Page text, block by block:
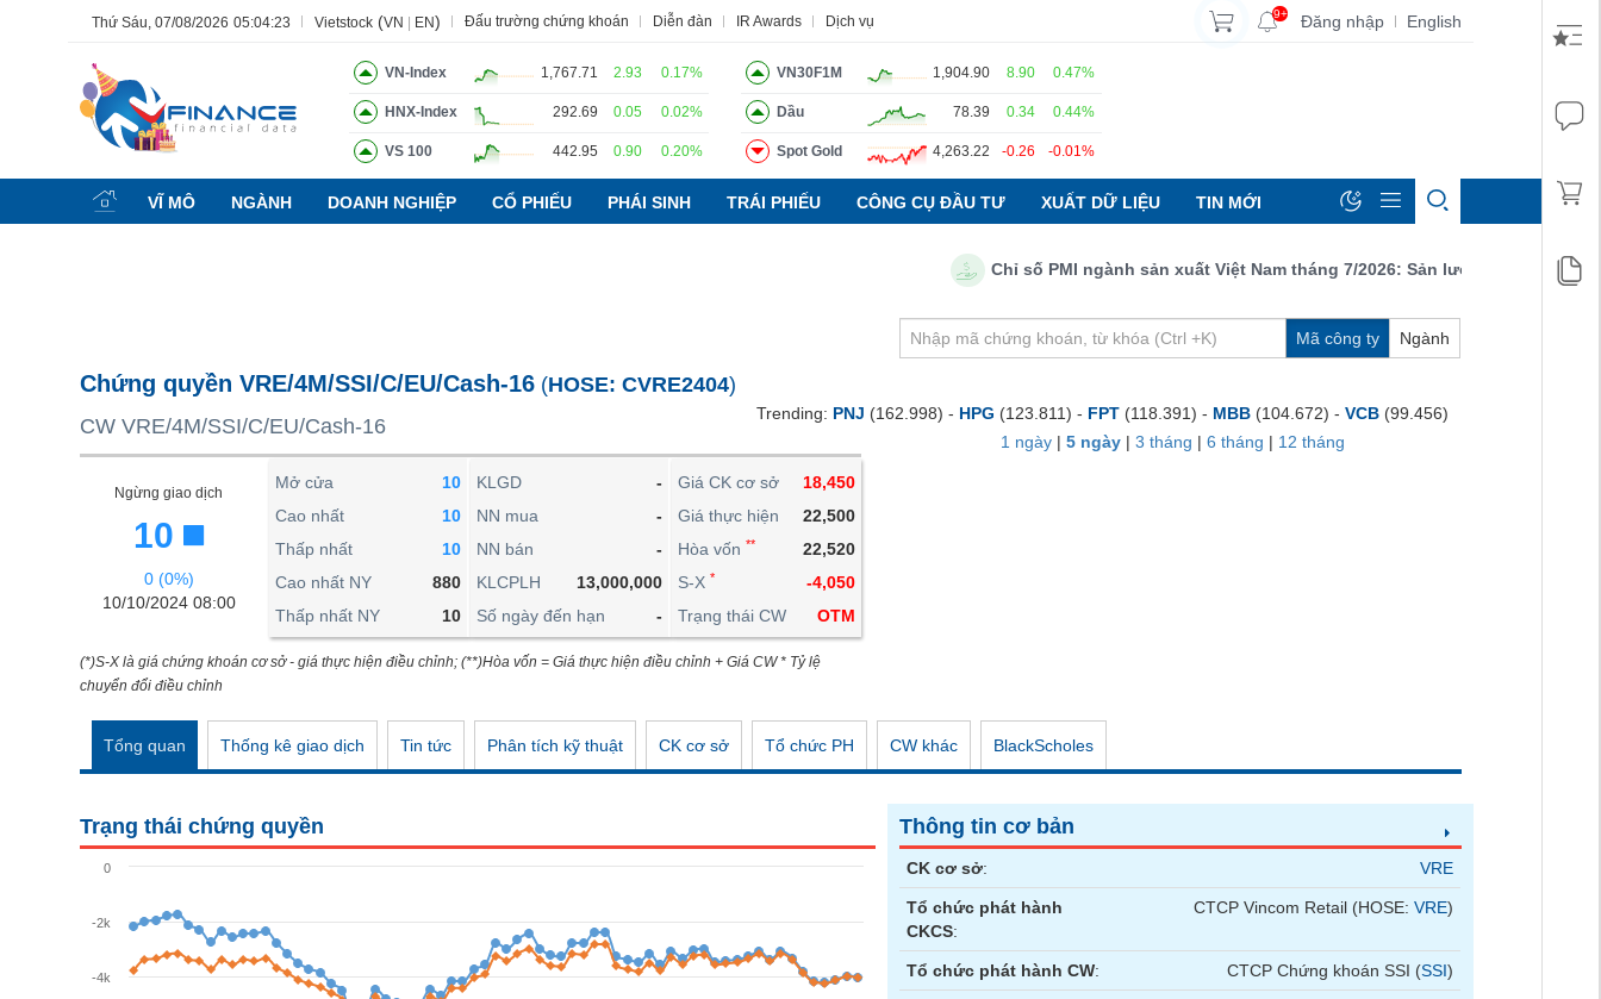
Thứ Sáu, 07/08/2026 05:04:24 Vietstock (VN EN) Đấu trường chứng khoán Diễn đàn IR Awards Dịch vụ 9+ Đăng nhập | English
VN-Index 1,767.71 2.93 0.17%
HNX-Index 292.69 0.05 0.02%
VS 100 442.95 0.90 0.20%
VN30F1M 1,904.90 8.90 0.47%
Dầu 78.39 0.34 0.44%
Spot Gold 4,263.22 -0.26 -0.01%
VĨ MÔ NGÀNH DOANH NGHIỆP CỔ PHIẾU PHÁI SINH TRÁI PHIẾU CÔNG CỤ ĐẦU TƯ XUẤT DỮ LIỆU TIN MỚI
Chỉ số PMI ngành sản xuất Việt Nam tháng 7/2026: Sản lượng, số lượng đơn
Mã công ty Ngành
Chứng quyền VRE/4M/SSI/C/EU/Cash-16 (HOSE: CVRE2404)
CW VRE/4M/SSI/C/EU/Cash-16
Ngừng giao dịch
10
0 (0%)
10/10/2024 08:00
Mở cửa
10
Cao nhất
10
Thấp nhất
10
Cao nhất NY
880
Thấp nhất NY
10
KLGD
-
NN mua
-
NN bán
-
KLCPLH
13,000,000
Số ngày đến hạn
-
Giá CK cơ sở
18,450
Giá thực hiện
22,500
Hòa vốn **
22,520
S-X *
-4,050
Trạng thái CW
OTM
(*)S-X là giá chứng khoán cơ sở - giá thực hiện điều chỉnh; (**)Hòa vốn = Giá thực hiện điều chỉnh + Giá CW * Tỷ lệ
chuyển đổi điều chỉnh
Trending: PNJ (162.998) - HPG (123.811) - FPT (118.391) - MBB (104.672) - VCB (99.456)
1 ngày | 5 ngày | 3 tháng | 6 tháng | 12 tháng
Tổng quan Thống kê giao dịch Tin tức Phân tích kỹ thuật CK cơ sở Tổ chức PH CW khác BlackScholes
Trạng thái chứng quyền
-4k
-2k
0
Thông tin cơ bản
CK cơ sở: VRE
Tổ chức phát hành
CKCS:
CTCP Vincom Retail (HOSE:VRE)
Tổ chức phát hành CW: CTCP Chứng khoán SSI (SSI)
Tính năng Ngành Mã chứng khoán Lãnh đạo Tin tức Báo cáo phân tích Thuật ngữ Dịch vụ
BẤT ĐỘNG SẢN
TÀI CHÍNH
KINH TẾ
THẾ GIỚI
ĐÔNG DƯƠNG
PHÂN TÍCH
PHÁI SINH
TRÁI PHIẾU
CÔNG CỤ ĐẦU TƯ
XUẤT DỮ LIỆU
TIN MỚI
VS-SECTOR
NGUYÊN VẬT LIỆU
TIÊU DÙNG KHÔNG THIẾT YẾU
TIÊU DÙNG THIẾT YẾU